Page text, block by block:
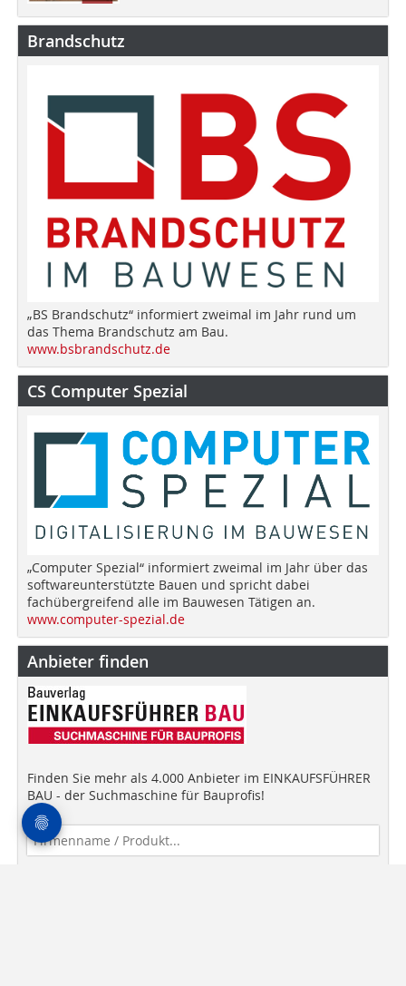
Brandschutz
„BS Brandschutz“ informiert zweimal im Jahr rund um
das Thema Brandschutz am Bau.
www.bsbrandschutz.de
CS Computer Spezial
„Computer Spezial“ informiert zweimal im Jahr über das
softwareunterstützte Bauen und spricht dabei
fachübergreifend alle im Bauwesen Tätigen an.
www.computer-spezial.de
Anbieter finden
Finden Sie mehr als 4.000 Anbieter im EINKAUFSFÜHRER
BAU - der Suchmaschine für Bauprofis!